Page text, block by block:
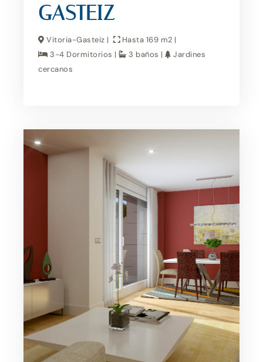
GASTEIZ
Vitoria-Gasteiz |
Hasta 169 m2 |
3-4 Dormitorios |
3 baños |
Jardines
cercanos